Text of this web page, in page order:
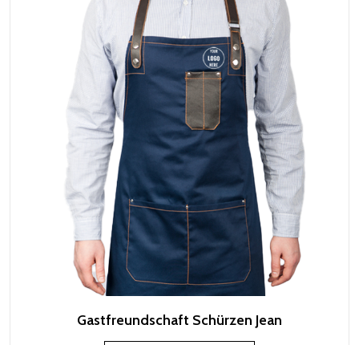
Gastfreundschaft Schürzen Jean